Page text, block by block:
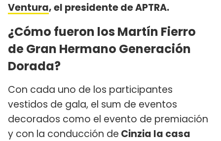
Ventura, el presidente de APTRA.
¿Cómo fueron los Martín Fierro
de Gran Hermano Generación
Dorada?
Con cada uno de los participantes
vestidos de gala, el sum de eventos
decorados como el evento de premiación
y con la conducción de Cinzia la casa